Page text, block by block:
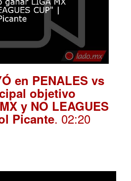
en PENALES vs
objetivo
y NO LEAGUES
Picante. 02:20